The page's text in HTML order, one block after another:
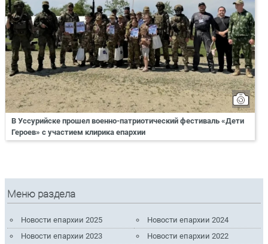
В Уссурийске прошел военно-патриотический фестиваль «Дети
Героев» с участием клирика епархии
Меню раздела
Новости епархии 2025
Новости епархии 2024
Новости епархии 2023
Новости епархии 2022